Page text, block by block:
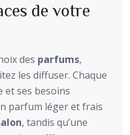
de votre
des parfums,
les diffuser. Chaque
et ses besoins
parfum léger et frais
, tandis qu’une